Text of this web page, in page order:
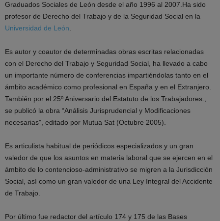
Graduados Sociales de León desde el año 1996 al 2007.Ha sido
profesor de Derecho del Trabajo y de la Seguridad Social en la
Universidad de León
Es autor y coautor de determinadas obras escritas relacionadas
con el Derecho del Trabajo y Seguridad Social, ha llevado a cabo
un importante número de conferencias impartiéndolas tanto en el
ámbito académico como profesional en España y en el Extranjero.
También por el 25º Aniversario del Estatuto de los Trabajadores.,
se publicó la obra “Análisis Jurisprudencial y Modificaciones
necesarias”, editado por Mutua Sat (Octubre 2005).
Es articulista habitual de periódicos especializados y un gran
valedor de que los asuntos en materia laboral que se ejercen en el
ámbito de lo contencioso-administrativo se migren a la Jurisdicción
Social, así como un gran valedor de una Ley Integral del Accidente
de Trabajo.
Por último fue redactor del artículo 174 y 175 de las Bases